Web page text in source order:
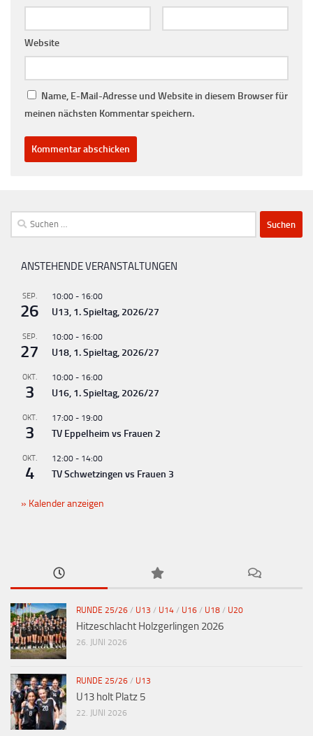
Website
Name, E-Mail-Adresse und Website in diesem Browser für
meinen nächsten Kommentar speichern.
Suchen
nach:
ANSTEHENDE VERANSTALTUNGEN
SEP.
26
10:00 - 16:00
U13, 1. Spieltag, 2026/27
SEP.
27
10:00 - 16:00
U18, 1. Spieltag, 2026/27
OKT.
3
10:00 - 16:00
U16, 1. Spieltag, 2026/27
OKT.
3
17:00 - 19:00
TV Eppelheim vs Frauen 2
OKT.
4
12:00 - 14:00
TV Schwetzingen vs Frauen 3
Kalender anzeigen
RUNDE 25/26 / U13 / U14 / U16 / U18 / U20
Hitzeschlacht Holzgerlingen 2026
26. JUNI 2026
RUNDE 25/26 / U13
U13 holt Platz 5
22. JUNI 2026